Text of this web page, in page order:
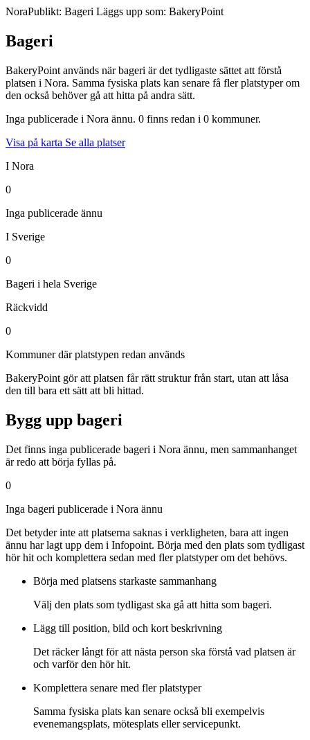
NoraPublikt: Bageri Läggs upp som: BakeryPoint
Bageri
BakeryPoint används när bageri är det tydligaste sättet att förstå
platsen i Nora. Samma fysiska plats kan senare få fler platstyper om
den också behöver gå att hitta på andra sätt.
Inga publicerade i Nora ännu. 0 finns redan i 0 kommuner.
Visa på karta Se alla platser
I Nora
0
Inga publicerade ännu
I Sverige
0
Bageri i hela Sverige
Räckvidd
0
Kommuner där platstypen redan används
BakeryPoint gör att platsen får rätt struktur från start, utan att låsa
den till bara ett sätt att bli hittad.
Bygg upp bageri
Det finns inga publicerade bageri i Nora ännu, men sammanhanget
är redo att börja fyllas på.
0
Inga bageri publicerade i Nora ännu
Det betyder inte att platserna saknas i verkligheten, bara att ingen
ännu har lagt upp dem i Infopoint. Börja med den plats som tydligast
hör hit och komplettera sedan med fler platstyper om det behövs.
Börja med platsens starkaste sammanhang
Välj den plats som tydligast ska gå att hitta som bageri.
Lägg till position, bild och kort beskrivning
Det räcker långt för att nästa person ska förstå vad platsen är
och varför den hör hit.
Komplettera senare med fler platstyper
Samma fysiska plats kan senare också bli exempelvis
evenemangsplats, mötesplats eller servicepunkt.